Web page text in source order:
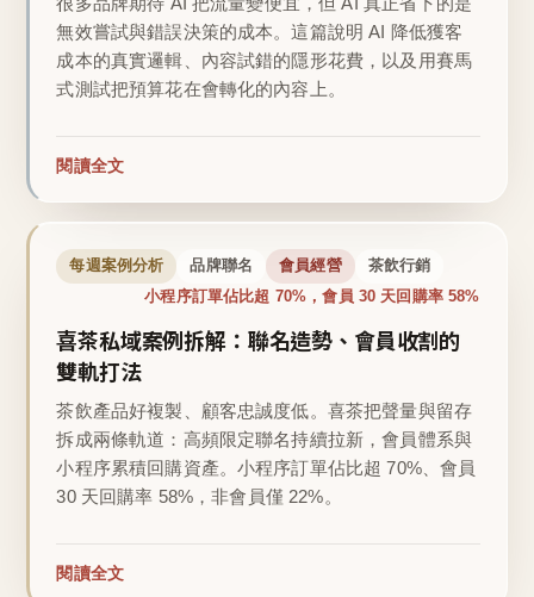
無效嘗試與錯誤決策的成本。這篇說明 AI 降低獲客
成本的真實邏輯、內容試錯的隱形花費，以及用賽馬
式測試把預算花在會轉化的內容上。
閱讀全文
每週案例分析 品牌聯名 會員經營 茶飲行銷
小程序訂單佔比超 70%，會員 30 天回購率 58%
喜茶私域案例拆解：聯名造勢、會員收割的
雙軌打法
茶飲產品好複製、顧客忠誠度低。喜茶把聲量與留存
拆成兩條軌道：高頻限定聯名持續拉新，會員體系與
小程序累積回購資產。小程序訂單佔比超 70%、會員
30 天回購率 58%，非會員僅 22%。
閱讀全文